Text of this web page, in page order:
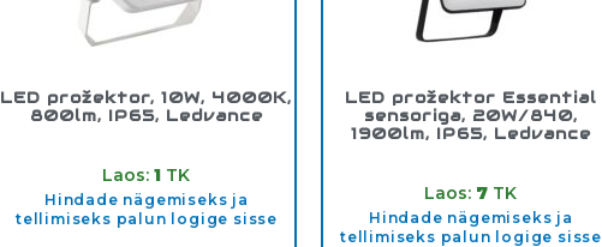
LED prožektor, 10W, 4000K,
800lm, IP65, Ledvance
Laos:1 TK
Hindade nägemiseks ja
tellimiseks palun logige sisse
LED prožektor Essential
sensoriga, 20W/840,
1900lm, IP65, Ledvance
Laos: 7 TK
Hindade nägemiseks ja
tellimiseks palun logige sisse